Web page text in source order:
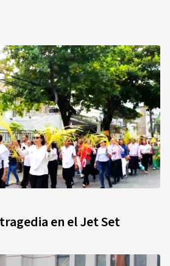
en el Jet Set